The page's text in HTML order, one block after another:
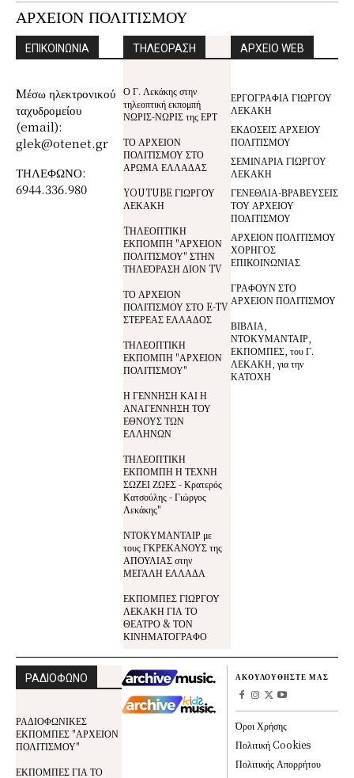
ΑΡΧΕΙΟΝ ΠΟΛΙΤΙΣΜΟΥ
ΕΠΙΚΟΙΝΩΝΙΑ
Mέσω ηλεκτρονικού
ταχυδρομείου
(email):
glek@otenet.gr
ΤΗΛΕΦΩΝΟ:
6944.336.980
ΤΗΛΕΟΡΑΣΗ
Ο Γ. Λεκάκης στην
τηλεοπτική εκπομπή
ΝΩΡΙΣ-ΝΩΡΙΣ της ΕΡΤ
ΤΟ ΑΡΧΕΙΟΝ
ΠΟΛΙΤΙΣΜΟΥ ΣΤΟ
ΑΡΩΜΑ ΕΛΛΑΔΑΣ
YOUTUBE ΓΙΩΡΓΟΥ
ΛΕΚΑΚΗ
TΗΛΕΟΠΤΙΚΗ
ΕΚΠΟΜΠΗ "ΑΡΧΕΙΟΝ
ΠΟΛΙΤΙΣΜΟΥ" ΣΤΗΝ
ΤΗΛΕΌΡΑΣΗ ΔΙΟΝ TV
ΤΟ ΑΡΧΕΙΟΝ
ΠΟΛΙΤΙΣΜΟΥ ΣΤΟ E-TV
ΣΤΕΡΕΑΣ ΕΛΛΑΔΟΣ
ΤΗΛΕΟΠΤΙΚΗ
ΕΚΠΟΜΠΗ "ΑΡΧΕΙΟΝ
ΠΟΛΙΤΙΣΜΟΥ"
Η ΓΕΝΝΗΣΗ ΚΑΙ Η
ΑΝΑΓΕΝΝΗΣΗ ΤΟΥ
ΕΘΝΟΥΣ ΤΩΝ
ΕΛΛΗΝΩΝ
ΤΗΛΕΟΠΤΙΚΗ
ΕΚΠΟΜΠΗ Η ΤΕΧΝΗ
ΣΩΖΕΙ ΖΩΕΣ - Κρατερός
Κατσούλης - Γιώργος
Λεκάκης"
ΝΤΟΚΥΜΑΝΤΑΙΡ με
τους ΓΚΡΕΚΑΝΟΥΣ της
ΑΠΟΥΛΙΑΣ στην
ΜΕΓΑΛΗ ΕΛΛΑΔΑ
ΕΚΠΟΜΠΕΣ ΓΙΩΡΓΟΥ
ΛΕΚΑΚΗ ΓΙΑ ΤΟ
ΘΕΑΤΡΟ & ΤΟΝ
ΚΙΝΗΜΑΤΟΓΡΑΦΟ
ΑΡΧΕΙΟ WEB
ΕΡΓΟΓΡΑΦΙΑ ΓΙΩΡΓΟΥ
ΛΕΚΑΚΗ
ΕΚΔΟΣΕΙΣ ΑΡΧΕΙΟΥ
ΠΟΛΙΤΙΣΜΟΥ
ΣΕΜΙΝΑΡΙΑ ΓΙΩΡΓΟΥ
ΛΕΚΑΚΗ
ΓΕΝΕΘΛΙΑ-ΒΡΑΒΕΥΣΕΙΣ
ΤΟΥ ΑΡΧΕΙΟΥ
ΠΟΛΙΤΙΣΜΟΥ
ΑΡΧΕΙΟΝ ΠΟΛΙΤΙΣΜΟΥ
ΧΟΡΗΓΟΣ
ΕΠΙΚΟΙΝΩΝΙΑΣ
ΓΡΑΦΟΥΝ ΣΤΟ
ΑΡΧΕΙΟΝ ΠΟΛΙΤΙΣΜΟΥ
ΒΙΒΛΙΑ,
ΝΤΟΚΥΜΑΝΤΑΙΡ,
ΕΚΠΟΜΠΕΣ, του Γ.
ΛΕΚΑΚΗ, για την
ΚΑΤΟΧΗ
ΡΑΔΙΟΦΩΝΟ
ΡΑΔΙΟΦΩΝΙΚΕΣ
ΕΚΠΟΜΠΕΣ "ΑΡΧΕΙΟΝ
ΠΟΛΙΤΙΣΜΟΥ"
ΕΚΠΟΜΠΕΣ ΓΙΑ ΤΟ
ΑΚΟΥΛΟΥΘΗΣΤΕ ΜΑΣ
Όροι Χρήσης
Πολιτική Cookies
Πολιτικής Απορρήτου